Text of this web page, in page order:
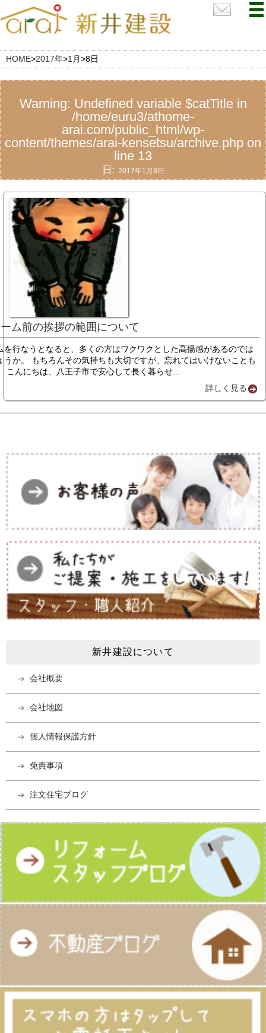
HOME>2017年>1月>8日
Warning: Undefined variable $catTitle in
/home/euru3/athome-
arai.com/public_html/wp-
content/themes/arai-kensetsu/archive.php on
line 13
日: 2017年1月8日
ム前の挨拶の範囲について
を行なうとなると、多くの方はワクワクとした高揚感があるのでは
うか。 もちろんその気持ちも大切ですが、忘れてはいけないことも
こんにちは、八王子市で安心して長く暮らせ...
詳しく見る
新井建設について
会社概要
会社地図
個人情報保護方針
免責事項
注文住宅ブログ